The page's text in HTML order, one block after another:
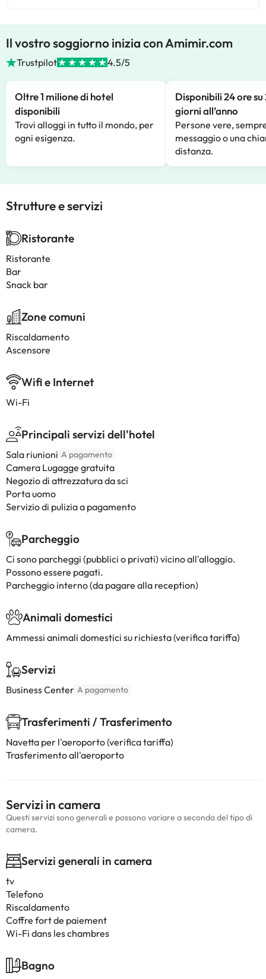
Il vostro soggiorno inizia con Amimir.com
Trustpilot 4.5/5
Oltre 1 milione di hotel
disponibili
Trovi alloggi in tutto il mondo, per
ogni esigenza.
Disponibili 24 ore su
giorni all’anno
Persone vere,
messaggio o una
distanza.
Strutture e servizi
Ristorante
Ristorante
Bar
Snack bar
Zone comuni
Riscaldamento
Ascensore
Wifi e Internet
Wi-Fi
Principali servizi dell'hotel
Sala riunioni A pagamento
Camera Lugagge gratuita
Negozio di attrezzatura da sci
Porta uomo
Servizio di pulizia a pagamento
Parcheggio
Ci sono parcheggi (pubblici o privati) vicino all'alloggio.
Possono essere pagati.
Parcheggio interno (da pagare alla reception)
Animali domestici
Ammessi animali domestici su richiesta (verifica tariffa)
Servizi
Business Center A pagamento
Trasferimenti / Trasferimento
Navetta per l'aeroporto (verifica tariffa)
Trasferimento all'aeroporto
Servizi in camera
Questi servizi sono generali e possono variare a seconda del tipo di
camera.
Servizi generali in camera
tv
Telefono
Riscaldamento
Coffre fort de paiement
Wi-Fi dans les chambres
Bagno